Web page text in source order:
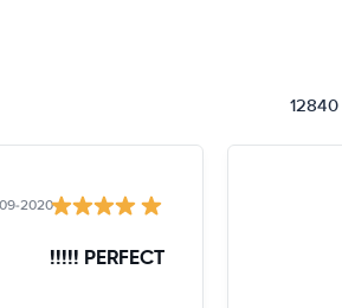
2020
PERFECT !!!!!